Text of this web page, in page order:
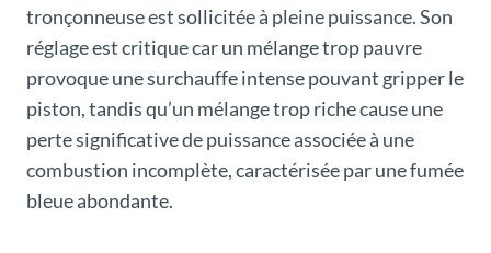
tronçonneuse est sollicitée à pleine puissance. Son
réglage est critique car un mélange trop pauvre
provoque une surchauffe intense pouvant gripper le
piston, tandis qu’un mélange trop riche cause une
perte significative de puissance associée à une
combustion incomplète, caractérisée par une fumée
bleue abondante.